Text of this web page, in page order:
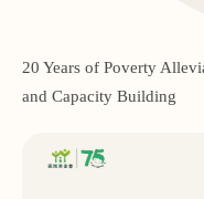
20 Years of Poverty
and Capacity Building